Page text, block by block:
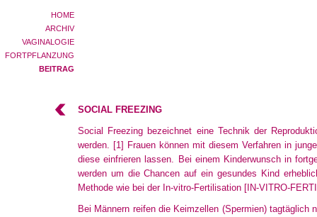
HOME
ARCHIV
VAGINALOGIE
FORTPFLANZUNG
BEITRAG
SOCIAL FREEZING
Social Freezing bezeichnet eine Technik der
werden. [1] Frauen können mit diesem Verfahren in
diese einfrieren lassen. Bei einem Kinderwunsch in
werden um die Chancen auf ein gesundes Kind
Methode wie bei der In-vitro-Fertilisation [IN-VITRO-
Bei Männern reifen die Keimzellen (Spermien)